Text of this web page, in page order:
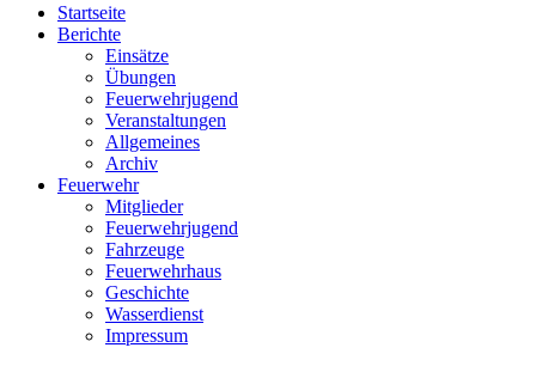
Startseite
Berichte
Einsätze
Übungen
Feuerwehrjugend
Veranstaltungen
Allgemeines
Archiv
Feuerwehr
Mitglieder
Feuerwehrjugend
Fahrzeuge
Feuerwehrhaus
Geschichte
Wasserdienst
Impressum